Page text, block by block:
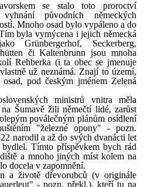
se stalo toto proroctví
vyhnání původních německých
Mnoho osad bylo vypáleno a do
byla vymýcena i jejich německá
Grünbergerhof, Seckerberg,
či Kaltenbrunn jsou mnoha
Rehberka (i ta obec se jmenuje
už neznámá. Znají to území,
pod českým jménem Zelená
ministrů vnitra měla
Šumavě žili němečtí lidé, zarůst
poválečným plánům osídlení
"železné opony" - pozn.
narodil a až do svých dvanácti let
Tímto příspěvkem bych rád
a mnoho jiných míst kolem na
docela v zapomnění.
a životě dřevorubců (v originále
- pozn. překl.), kteří tu na